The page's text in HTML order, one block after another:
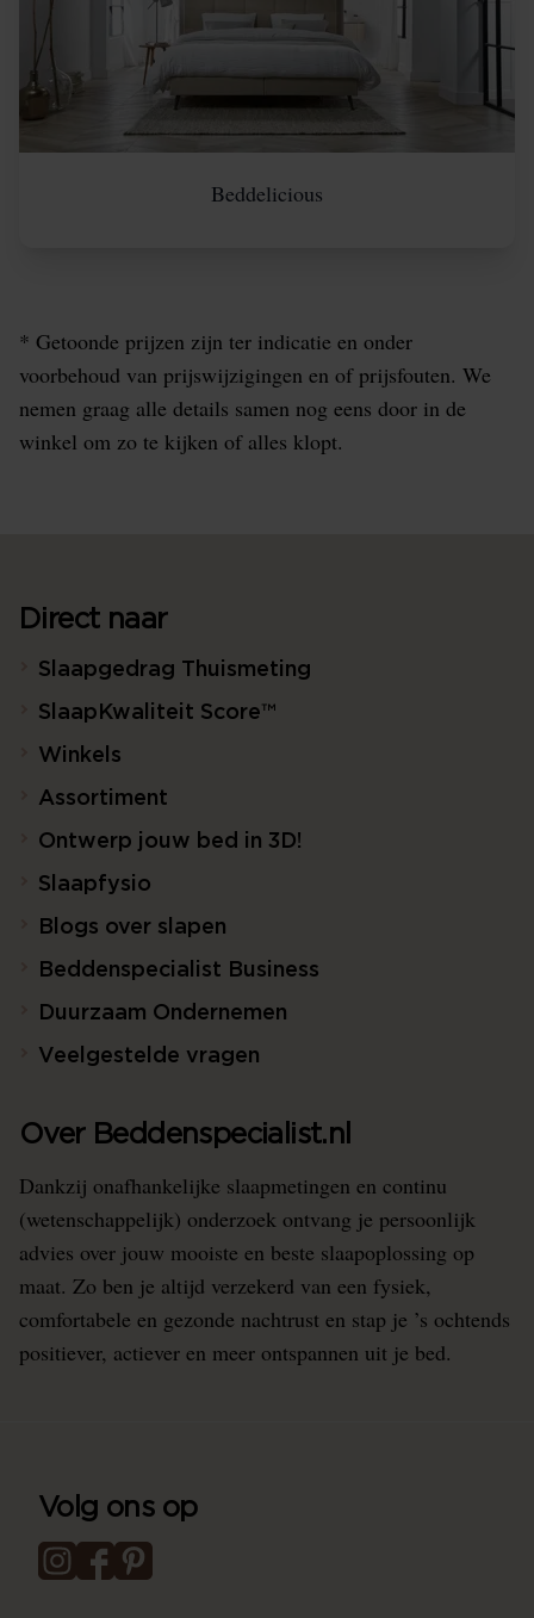
Beddelicious
* Getoonde prijzen zijn ter indicatie en onder
voorbehoud van prijswijzigingen en of prijsfouten. We
nemen graag alle details samen nog eens door in de
winkel om zo te kijken of alles klopt.
Direct naar
Slaapgedrag Thuismeting
SlaapKwaliteit Score™
Winkels
Assortiment
Ontwerp jouw bed in 3D!
Slaapfysio
Blogs over slapen
Beddenspecialist Business
Duurzaam Ondernemen
Veelgestelde vragen
Over Beddenspecialist.nl
Dankzij onafhankelijke slaapmetingen en continu
(wetenschappelijk) onderzoek ontvang je persoonlijk
advies over jouw mooiste en beste slaapoplossing op
maat. Zo ben je altijd verzekerd van een fysiek,
comfortabele en gezonde nachtrust en stap je ’s ochtends
positiever, actiever en meer ontspannen uit je bed.
Volg ons op